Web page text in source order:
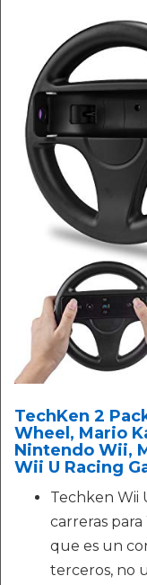
TechKen 2
Wheel, Mario
Nintendo Wii,
Wii U Racing
Techken Wii
carreras
que es un
terceros, no